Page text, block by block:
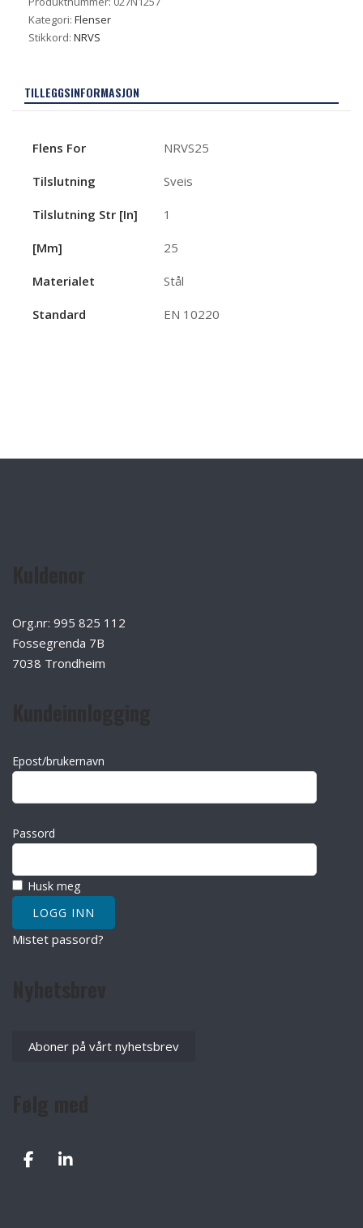
Kategori: Flenser
Stikkord: NRVS
TILLEGGSINFORMASJON
Flens For NRVS25
Tilslutning Sveis
Tilslutning Str [in] 1
[mm] 25
Materialet Stål
Standard EN 10220
Org.nr: 995 825 112
Fossegrenda 7B
7038 Trondheim
Epost/brukernavn
Passord
Husk meg
Mistet passord?
Aboner på vårt nyhetsbrev